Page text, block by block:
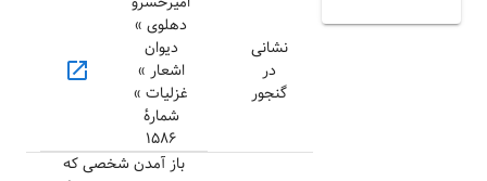
نشانی
در
گنجور
دهلوی »
دیوان
اشعار »
غزلیات »
شمارهٔ
۱۵۸۶
open_in_new
باز آمدن شخصی که